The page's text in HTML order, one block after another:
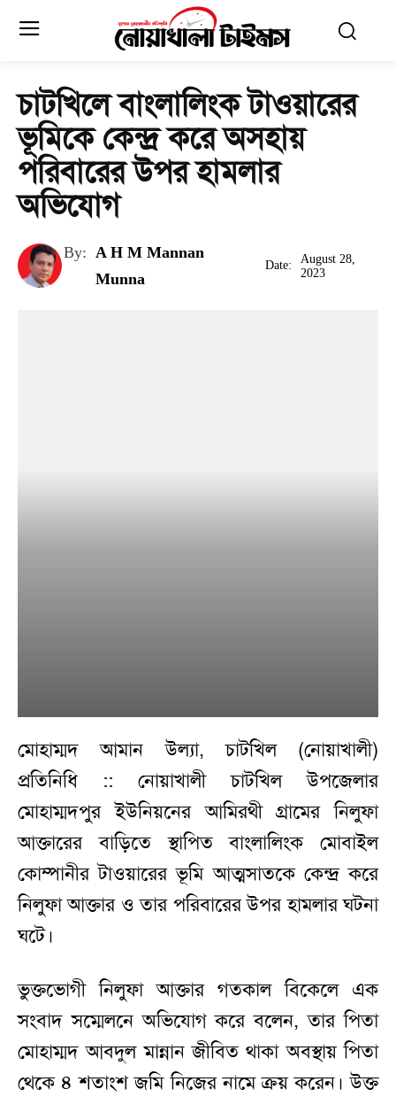
চাটখিলে বাংলালিংক টাওয়ারের
ভূমিকে কেন্দ্র করে অসহায়
পরিবারের উপর হামলার
অভিযোগ
By: A H M Mannan
Munna
Date:
August 28,
2023
মোহাম্মদ আমান উল্যা, চাটখিল (নোয়াখালী)
প্রতিনিধি :: নোয়াখালী চাটখিল উপজেলার
মোহাম্মদপুর ইউনিয়নের আমিরথী গ্রামের নিলুফা
আক্তারের বাড়িতে স্থাপিত বাংলালিংক মোবাইল
কোম্পানীর টাওয়ারের ভূমি আত্মসাতকে কেন্দ্র করে
নিলুফা আক্তার ও তার পরিবারের উপর হামলার ঘটনা
ঘটে।
ভুক্তভোগী নিলুফা আক্তার গতকাল বিকেলে এক
সংবাদ সম্মেলনে অভিযোগ করে বলেন, তার পিতা
মোহাম্মদ আবদুল মান্নান জীবিত থাকা অবস্থায় পিতা
থেকে ৪ শতাংশ জমি নিজের নামে ক্রয় করেন। উক্ত